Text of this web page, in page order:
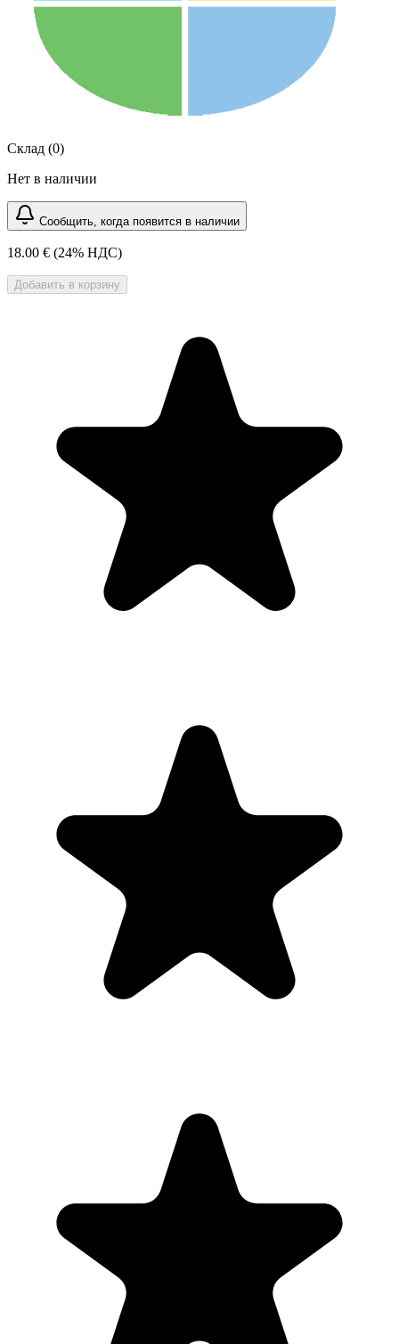
Склад (0)
Нет в наличии
Сообщить, когда появится в наличии
18.00 € (24% НДС)
Добавить в корзину